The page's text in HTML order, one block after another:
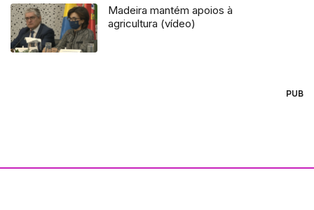
Madeira mantém apoios à
agricultura (vídeo)
PUB